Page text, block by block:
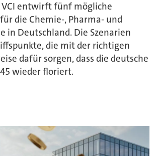
VCI entwirft fünf mögliche
die Chemie-, Pharma- und
in Deutschland. Die Szenarien
die mit der richtigen
dafür sorgen, dass die deutsche
wieder floriert.